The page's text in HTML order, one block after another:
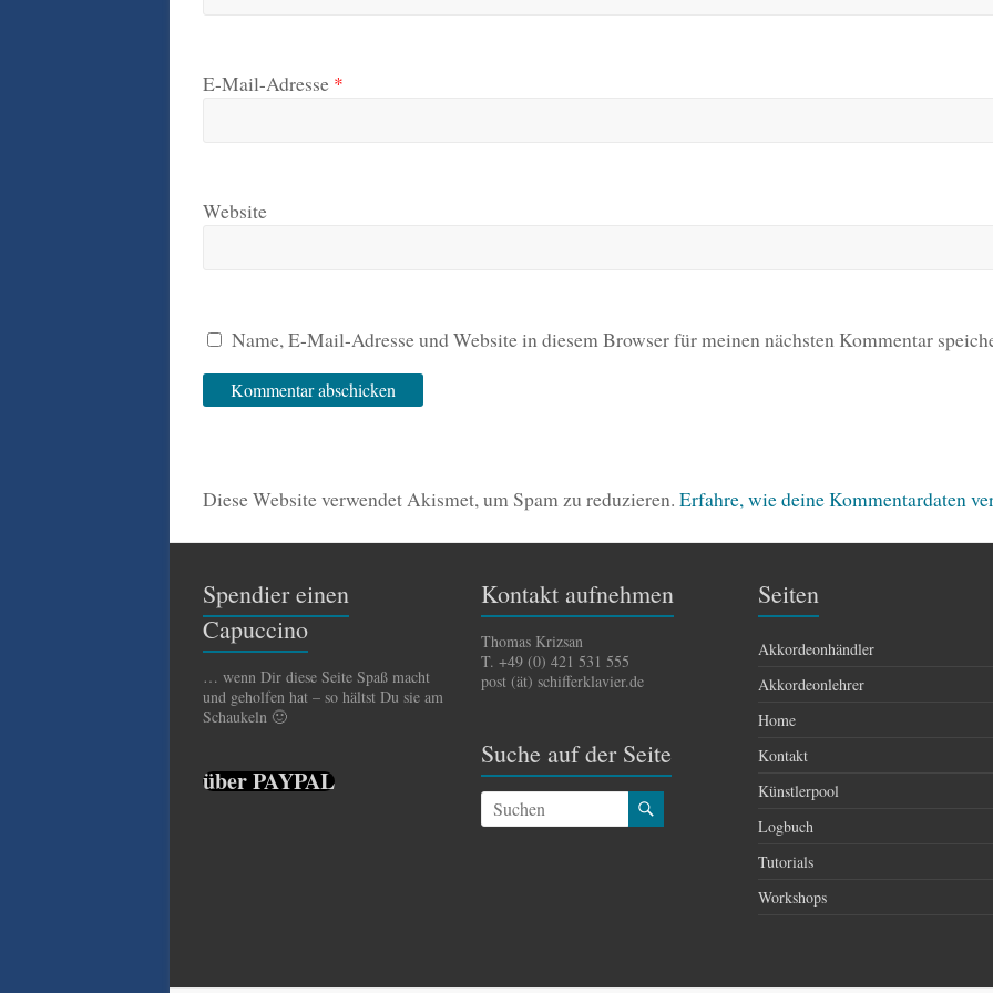
E-Mail-Adresse *
Website
Name, E-Mail-Adresse und Website in diesem Browser für meinen nächsten Kommentar
Diese Website verwendet Akismet, um Spam zu reduzieren. Erfahre, wie deine Kommentardaten
Spendier einen
Capuccino
… wenn Dir diese Seite Spaß macht
und geholfen hat – so hältst Du sie am
Schaukeln 🙂
über PAYPAL
Kontakt aufnehmen
Thomas Krizsan
T. +49 (0) 421 531 555
post (ät) schifferklavier.de
Suche auf der Seite
Seiten
Akkordeonhändler
Akkordeonlehrer
Home
Kontakt
Künstlerpool
Logbuch
Tutorials
Workshops